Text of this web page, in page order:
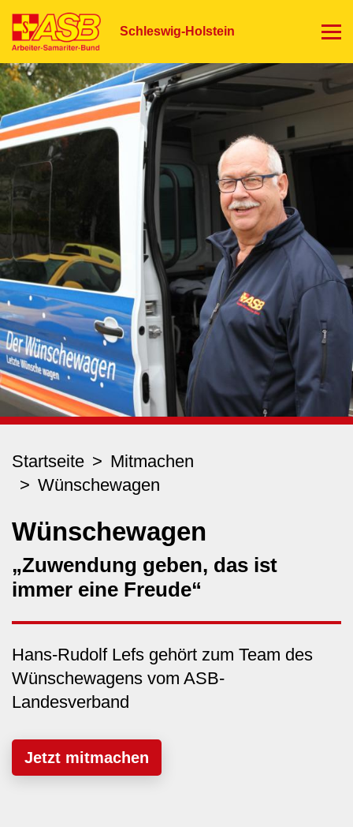
zum
Schleswig-Holstein
Startseite
Mitmachen
Wünschewagen
Wünschewagen
„Zuwendung geben, das ist
immer eine Freude“
Hans-Rudolf Lefs gehört zum Team des
Wünschewagens vom ASB-
Landesverband
Jetzt mitmachen